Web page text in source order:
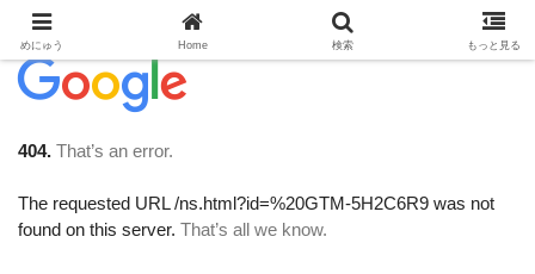
めにゅう Home 検索 もっと見る